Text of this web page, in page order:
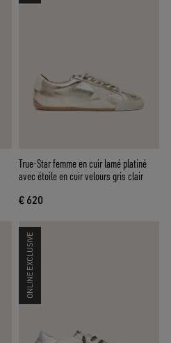
True-Star femme en cuir lamé platiné
avec étoile en cuir velours gris clair
€ 620
ONLINE EXCLUSIVE